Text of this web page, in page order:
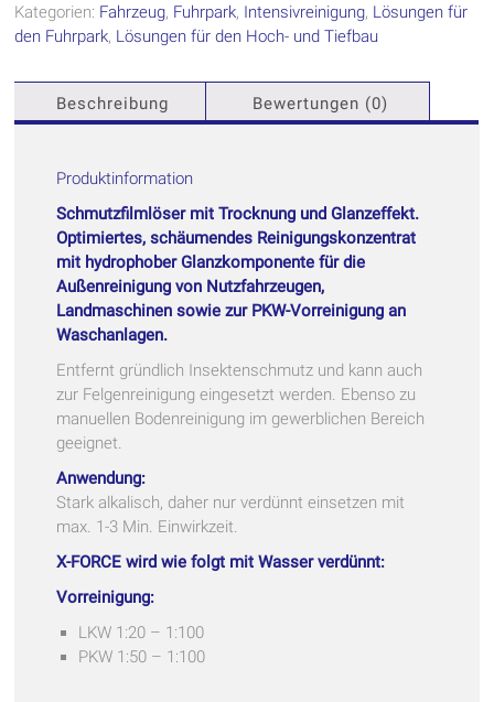
Kategorien: Fahrzeug, Fuhrpark, Intensivreinigung, Lösungen für
den Fuhrpark, Lösungen für den Hoch- und Tiefbau
Beschreibung Bewertungen (0)
Produktinformation
Schmutzfilmlöser mit Trocknung und Glanzeffekt.
Optimiertes, schäumendes Reinigungskonzentrat
mit hydrophober Glanzkomponente für die
Außenreinigung von Nutzfahrzeugen,
Landmaschinen sowie zur PKW-Vorreinigung an
Waschanlagen.
Entfernt gründlich Insektenschmutz und kann auch
zur Felgenreinigung eingesetzt werden. Ebenso zu
manuellen Bodenreinigung im gewerblichen Bereich
geeignet.
Anwendung:
Stark alkalisch, daher nur verdünnt einsetzen mit
max. 1-3 Min. Einwirkzeit.
X-FORCE wird wie folgt mit Wasser verdünnt:
Vorreinigung:
LKW 1:20 – 1:100
PKW 1:50 – 1:100